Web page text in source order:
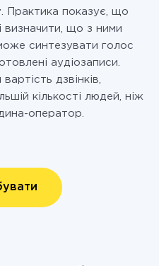
Практика показує, що
визначити, що з ними
синтезувати голос
аудіозаписи.
дзвінків,
кількості людей, ніж
оператор.